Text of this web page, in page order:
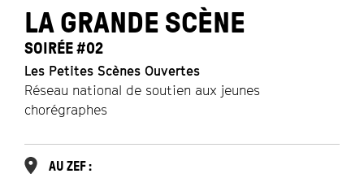
LA GRANDE SCÈNE
SOIRÉE #02
Les Petites Scènes Ouvertes
Réseau national de soutien aux jeunes
chorégraphes
AU ZEF :